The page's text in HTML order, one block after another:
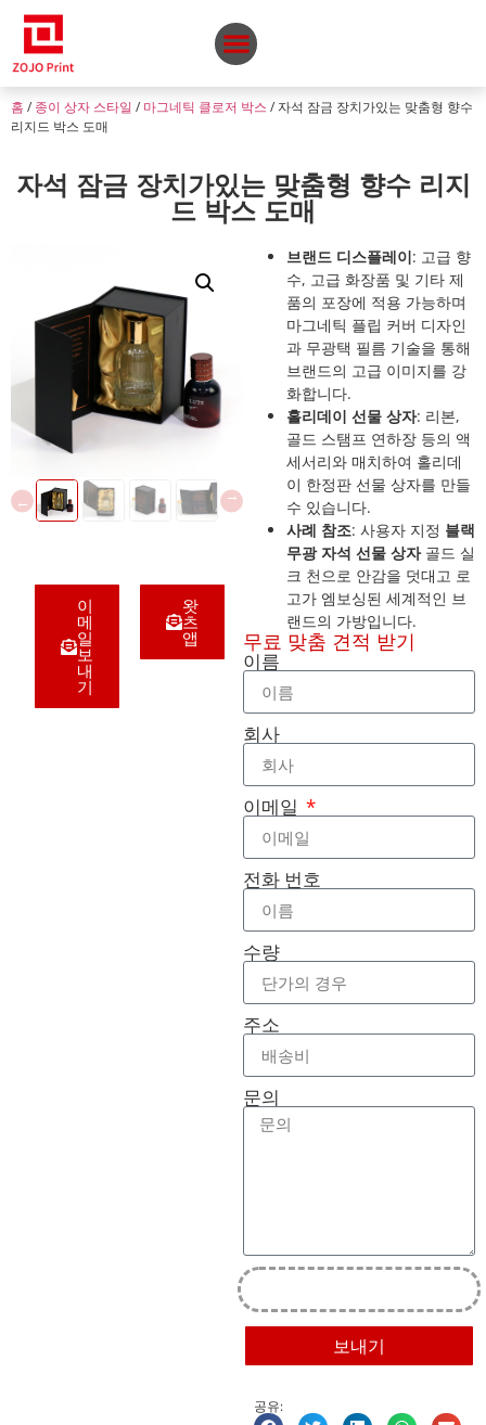
홈 / 종이 상자 스타일 / 마그네틱 클로저 박스 / 자석 잠금 장치가있는 맞춤형 향수
리지드 박스 도매
자석 잠금 장치가있는 맞춤형 향수 리지
드 박스 도매
이
메
일
보
내
기
왓
츠
앱
브랜드 디스플레이: 고급 향
수, 고급 화장품 및 기타 제
품의 포장에 적용 가능하며
마그네틱 플립 커버 디자인
과 무광택 필름 기술을 통해
브랜드의 고급 이미지를 강
화합니다.
홀리데이 선물 상자: 리본,
골드 스탬프 연하장 등의 액
세서리와 매치하여 홀리데
이 한정판 선물 상자를 만들
수 있습니다.
사례 참조: 사용자 지정 블랙
무광 자석 선물 상자골드 실
크 천으로 안감을 덧대고 로
고가 엠보싱된 세계적인 브
랜드의 가방입니다.
무료 맞춤 견적 받기
이름
회사
이메일
전화 번호
수량
주소
문의
보내기
공유: